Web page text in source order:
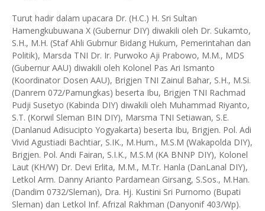
Turut hadir dalam upacara Dr. (H.C.) H. Sri Sultan
Hamengkubuwana X (Gubernur DIY) diwakili oleh Dr. Sukamto,
S.H., M.H. (Staf Ahli Gubrnur Bidang Hukum, Pemerintahan dan
Politik), Marsda TNI Dr. Ir. Purwoko Aji Prabowo, M.M., MDS
(Gubernur AAU) diwakili oleh Kolonel Pas Ari Ismanto
(Koordinator Dosen AAU), Brigjen TNI Zainul Bahar, S.H., M.Si.
(Danrem 072/Pamungkas) beserta Ibu, Brigjen TNI Rachmad
Pudji Susetyo (Kabinda DIY) diwakili oleh Muhammad Riyanto,
S.T. (Korwil Sleman BIN DIY), Marsma TNI Setiawan, S.E.
(Danlanud Adisucipto Yogyakarta) beserta Ibu, Brigjen. Pol. Adi
Vivid Agustiadi Bachtiar, S.IK., M.Hum., M.S.M (Wakapolda DIY),
Brigjen. Pol. Andi Fairan, S.I.Κ., M.S.M (KA BNNP DIY), Kolonel
Laut (KH/W) Dr. Devi Erlita, M.M., M.Tr. Hanla (DanLanal DIY),
Letkol Arm. Danny Arianto Pardamean Girsang, S.Sos., M.Han.
(Dandim 0732/Sleman), Dra. Hj. Kustini Sri Purnomo (Bupati
Sleman) dan Letkol Inf. Afrizal Rakhman (Danyonif 403/Wp).